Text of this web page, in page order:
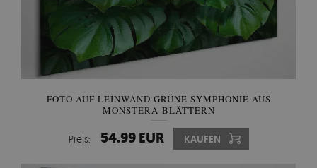
FOTO AUF LEINWAND GRÜNE SYMPHONIE AUS
MONSTERA-BLÄTTERN
Preis: 54.99 EUR KAUFEN